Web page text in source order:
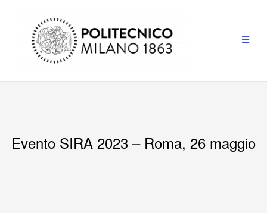
Evento SIRA 2023 – Roma, 26 maggio